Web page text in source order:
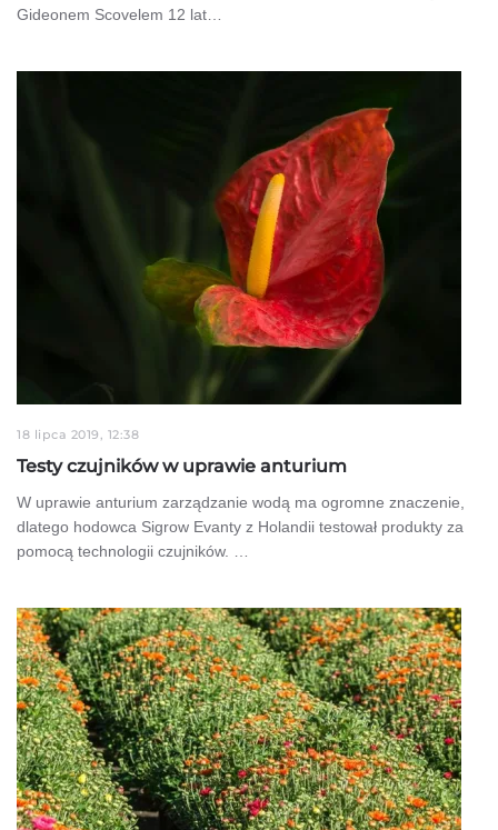
Gideonem Scovelem 12 lat…
18 lipca 2019, 12:38
Testy czujników w uprawie anturium
W uprawie anturium zarządzanie wodą ma ogromne znaczenie,
dlatego hodowca Sigrow Evanty z Holandii testował produkty za
pomocą technologii czujników. …